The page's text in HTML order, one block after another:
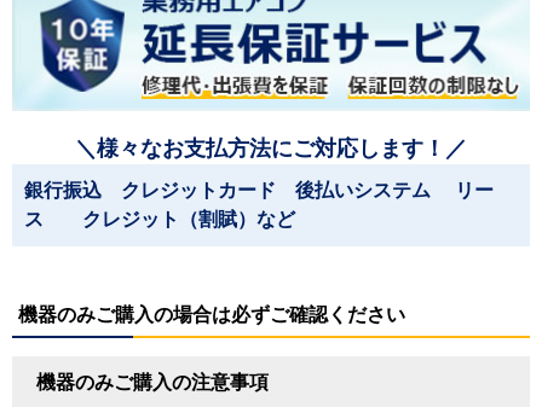
＼様々なお支払方法にご対応します！／
銀行振込 クレジットカード 後払いシステム リー
ス クレジット（割賦）など
機器のみご購入の場合は必ずご確認ください
機器のみご購入の注意事項